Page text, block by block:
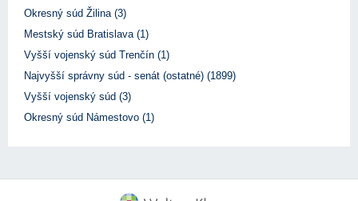
Okresný súd Žilina (3)
Mestský súd Bratislava (1)
Vyšší vojenský súd Trenčín (1)
Najvyšší správny súd - senát (ostatné) (1899)
Vyšší vojenský súd (3)
Okresný súd Námestovo (1)